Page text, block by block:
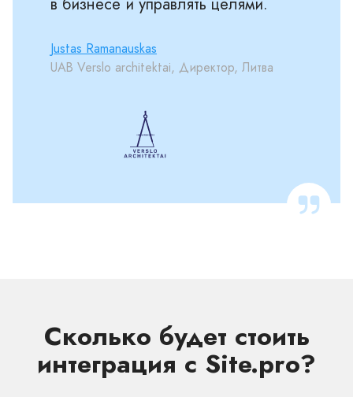
Justas Ramanauskas
UAB Verslo architektai, Директор, Литва
Сколько будет стоить
интеграция с Site.pro?